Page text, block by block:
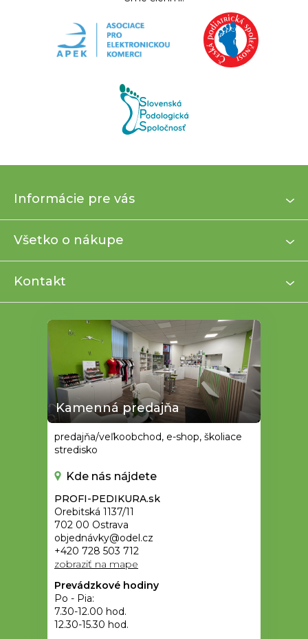
p
t
Informácie pre vás
Všetko o nákupe
Kontakt
Kamenná predajňa
predajňa/veľkoobchod, e-shop, školiace
stredisko
Kde nás nájdete
PROFI-PEDIKURA.sk
Orebitská 1137/11
702 00 Ostrava
objednávky@odel.cz
+420 728 503 712
zobraziť na mape
Prevádzkové hodiny
Po - Pia:
7.30-12.00 hod.
12.30-15.30 hod.